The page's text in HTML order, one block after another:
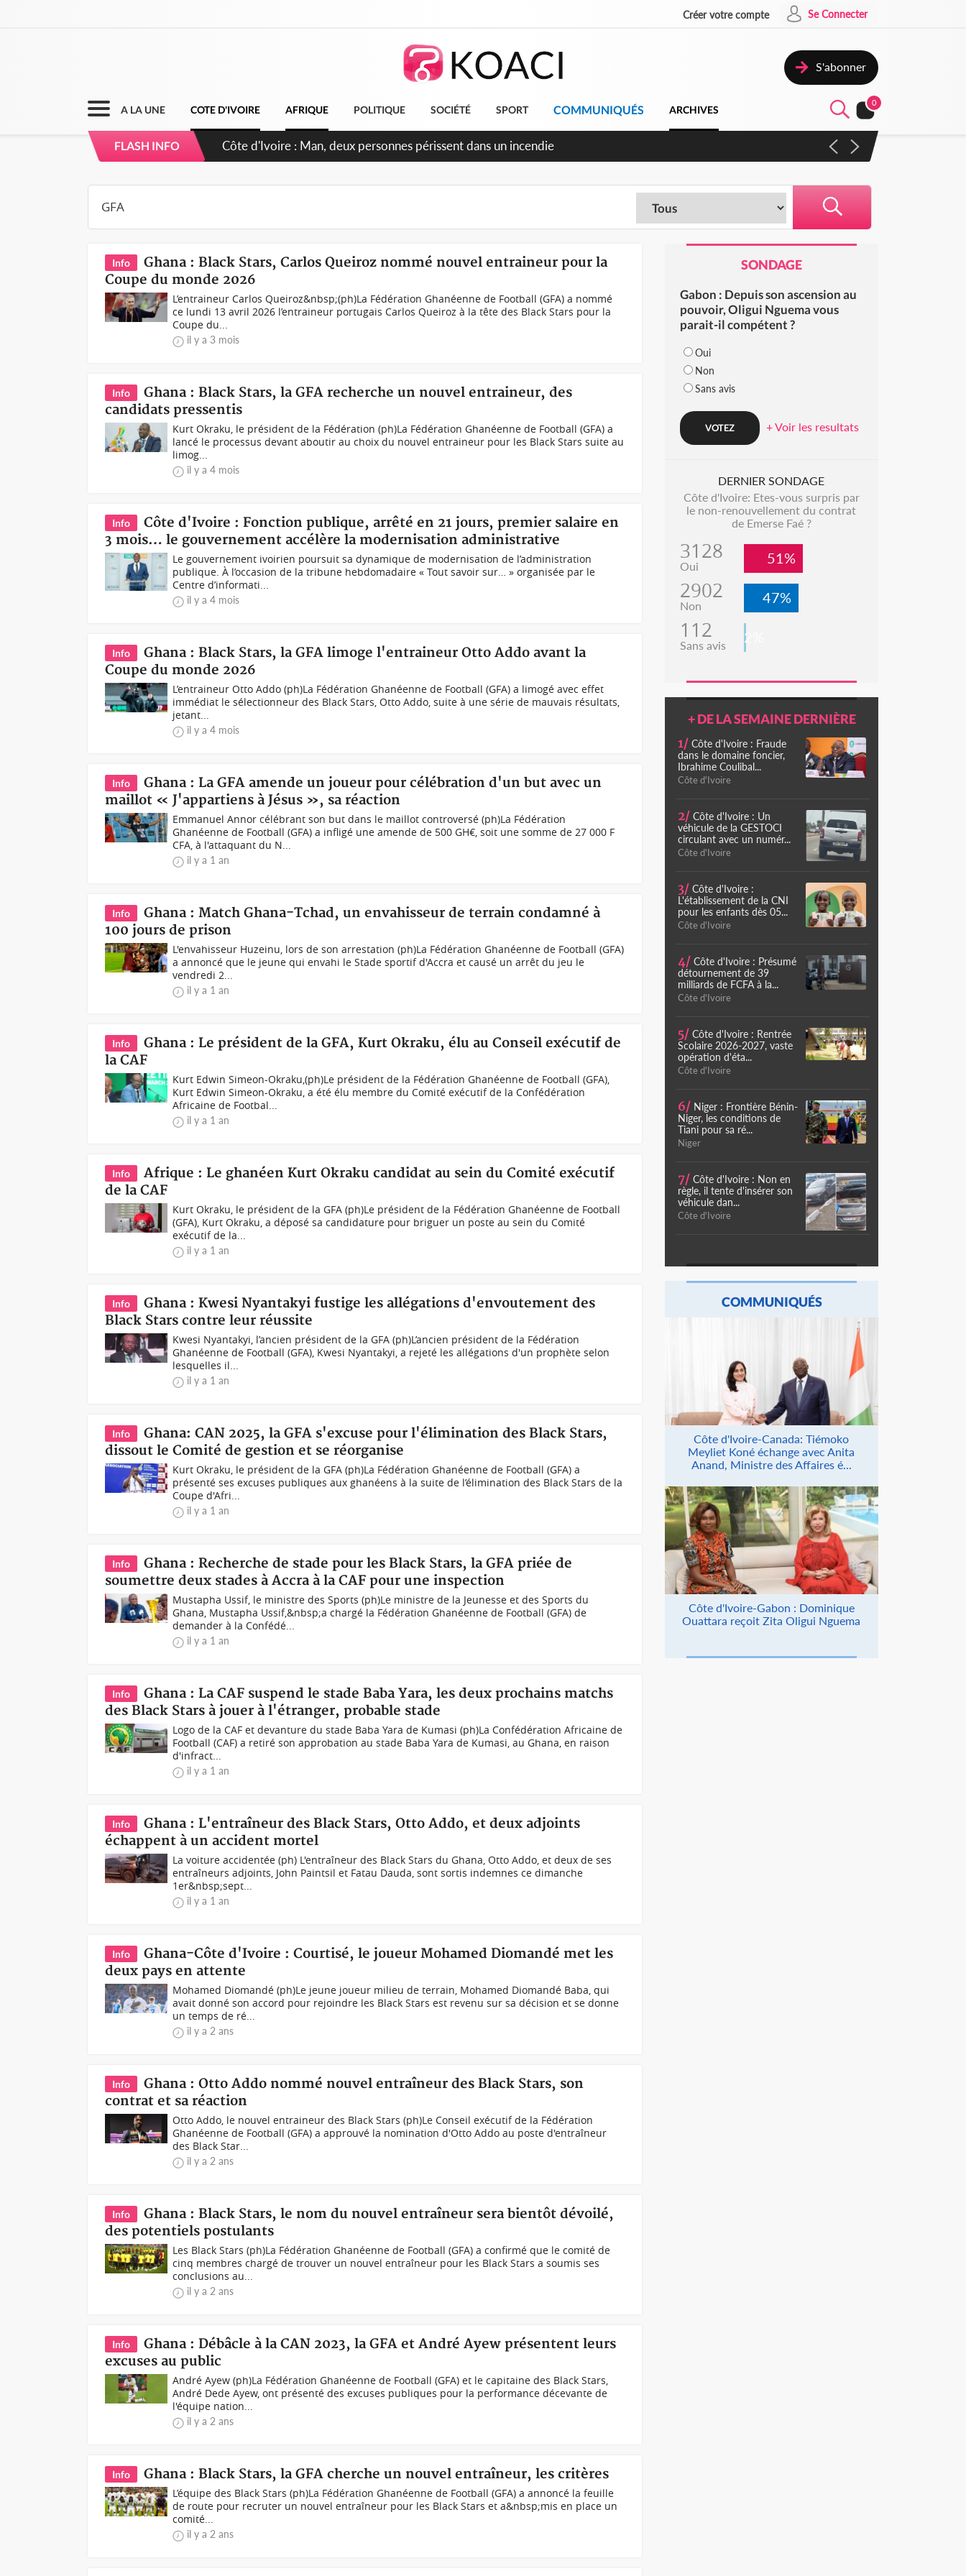
Créer votre compte Se Connecter
S'abonner
A LA UNE COTE D'IVOIRE AFRIQUE POLITIQUE SOCIÉTÉ SPORT COMMUNIQUÉS ARCHIVES
0
FLASH INFO
Côte d'Ivoire : Séileu, la célébration de la fête nationale transformée en vaste campagne contre les produits
Info
Ghana : Black Stars, Carlos Queiroz nommé nouvel entraineur pour la
Coupe du monde 2026
L’entraineur Carlos Queiroz&nbsp;(ph)La Fédération Ghanéenne de Football (GFA) a nommé
ce lundi 13 avril 2026 l’entraineur portugais Carlos Queiroz à la tête des Black Stars pour la
Coupe du...
il y a 3 mois
Info
Ghana : Black Stars, la GFA recherche un nouvel entraineur, des
candidats pressentis
Kurt Okraku, le président de la Fédération (ph)La Fédération Ghanéenne de Football (GFA) a
lancé le processus devant aboutir au choix du nouvel entraineur pour les Black Stars suite au
limog...
il y a 4 mois
Info
Côte d'Ivoire : Fonction publique, arrêté en 21 jours, premier salaire en
3 mois… le gouvernement accélère la modernisation administrative
Le gouvernement ivoirien poursuit sa dynamique de modernisation de l’administration
publique. À l’occasion de la tribune hebdomadaire « Tout savoir sur… » organisée par le
Centre d’informati...
il y a 4 mois
Info
Ghana : Black Stars, la GFA limoge l'entraineur Otto Addo avant la
Coupe du monde 2026
L’entraineur Otto Addo (ph)La Fédération Ghanéenne de Football (GFA) a limogé avec effet
immédiat le sélectionneur des Black Stars, Otto Addo, suite à une série de mauvais résultats,
jetant...
il y a 4 mois
Info
Ghana : La GFA amende un joueur pour célébration d'un but avec un
maillot « J'appartiens à Jésus », sa réaction
Emmanuel Annor célébrant son but dans le maillot controversé (ph)La Fédération
Ghanéenne de Football (GFA) a infligé une amende de 500 GH€, soit une somme de 27 000 F
CFA, à l'attaquant du N...
il y a 1 an
Info
Ghana : Match Ghana-Tchad, un envahisseur de terrain condamné à
100 jours de prison
L'envahisseur Huzeinu, lors de son arrestation (ph)La Fédération Ghanéenne de Football (GFA)
a annoncé que le jeune qui envahi le Stade sportif d'Accra et causé un arrêt du jeu le
vendredi 2...
il y a 1 an
Info
Ghana : Le président de la GFA, Kurt Okraku, élu au Conseil exécutif de
la CAF
Kurt Edwin Simeon-Okraku,(ph)Le président de la Fédération Ghanéenne de Football (GFA),
Kurt Edwin Simeon-Okraku, a été élu membre du Comité exécutif de la Confédération
Africaine de Footbal...
il y a 1 an
Info
Afrique : Le ghanéen Kurt Okraku candidat au sein du Comité exécutif
de la CAF
Kurt Okraku, le président de la GFA (ph)Le président de la Fédération Ghanéenne de Football
(GFA), Kurt Okraku, a déposé sa candidature pour briguer un poste au sein du Comité
exécutif de la...
il y a 1 an
Info
Ghana : Kwesi Nyantakyi fustige les allégations d'envoutement des
Black Stars contre leur réussite
Kwesi Nyantakyi, l’ancien président de la GFA (ph)L’ancien président de la Fédération
Ghanéenne de Football (GFA), Kwesi Nyantakyi, a rejeté les allégations d'un prophète selon
lesquelles il...
il y a 1 an
Info
Ghana: CAN 2025, la GFA s'excuse pour l'élimination des Black Stars,
dissout le Comité de gestion et se réorganise
Kurt Okraku, le président de la GFA (ph)La Fédération Ghanéenne de Football (GFA) a
présenté ses excuses publiques aux ghanéens à la suite de l’élimination des Black Stars de la
Coupe d'Afri...
il y a 1 an
Info
Ghana : Recherche de stade pour les Black Stars, la GFA priée de
soumettre deux stades à Accra à la CAF pour une inspection
Mustapha Ussif, le ministre des Sports (ph)Le ministre de la Jeunesse et des Sports du
Ghana, Mustapha Ussif,&nbsp;a chargé la Fédération Ghanéenne de Football (GFA) de
demander à la Confédé...
il y a 1 an
Info
Ghana : La CAF suspend le stade Baba Yara, les deux prochains matchs
des Black Stars à jouer à l'étranger, probable stade
Logo de la CAF et devanture du stade Baba Yara de Kumasi (ph)La Confédération Africaine de
Football (CAF) a retiré son approbation au stade Baba Yara de Kumasi, au Ghana, en raison
d'infract...
il y a 1 an
Info
Ghana : L'entraîneur des Black Stars, Otto Addo, et deux adjoints
échappent à un accident mortel
La voiture accidentée (ph) L'entraîneur des Black Stars du Ghana, Otto Addo, et deux de ses
entraîneurs adjoints, John Paintsil et Fatau Dauda, sont sortis indemnes ce dimanche
1er&nbsp;sept...
il y a 1 an
Info
Ghana-Côte d'Ivoire : Courtisé, le joueur Mohamed Diomandé met les
deux pays en attente
Mohamed Diomandé (ph)Le jeune joueur milieu de terrain, Mohamed Diomandé Baba, qui
avait donné son accord pour rejoindre les Black Stars est revenu sur sa décision et se donne
un temps de ré...
il y a 2 ans
Info
Ghana : Otto Addo nommé nouvel entraîneur des Black Stars, son
contrat et sa réaction
Otto Addo, le nouvel entraineur des Black Stars (ph)Le Conseil exécutif de la Fédération
Ghanéenne de Football (GFA) a approuvé la nomination d'Otto Addo au poste d'entraîneur
des Black Star...
il y a 2 ans
Info
Ghana : Black Stars, le nom du nouvel entraîneur sera bientôt dévoilé,
des potentiels postulants
Les Black Stars (ph)La Fédération Ghanéenne de Football (GFA) a confirmé que le comité de
cinq membres chargé de trouver un nouvel entraîneur pour les Black Stars a soumis ses
conclusions au...
il y a 2 ans
Info
Ghana : Débâcle à la CAN 2023, la GFA et André Ayew présentent leurs
excuses au public
André Ayew (ph)La Fédération Ghanéenne de Football (GFA) et le capitaine des Black Stars,
André Dede Ayew, ont présenté des excuses publiques pour la performance décevante de
l'équipe nation...
il y a 2 ans
Info Ghana : Black Stars, la GFA cherche un nouvel entraîneur, les critères
L’équipe des Black Stars (ph)La Fédération Ghanéenne de Football (GFA) a annoncé la feuille
de route pour recruter un nouvel entraîneur pour les Black Stars et a&nbsp;mis en place un
comité...
il y a 2 ans
SONDAGE
Gabon : Depuis son ascension au
pouvoir, Oligui Nguema vous
parait-il compétent ?
Oui
Non
Sans avis
+ Voir les resultats
DERNIER SONDAGE
Côte d'Ivoire: Etes-vous surpris par
le non-renouvellement du contrat
de Emerse Faé ?
3128
Oui 51%
2902
Non 47%
112
Sans avis 2%
+ DE LA SEMAINE DERNIÈRE
1/ Côte d'Ivoire : Fraude
dans le domaine foncier,
Ibrahime Coulibal...
Côte d'Ivoire
2/ Côte d'Ivoire : Un
véhicule de la GESTOCI
circulant avec un numér...
Côte d'Ivoire
3/ Côte d'Ivoire :
L'établissement de la CNI
pour les enfants dès 05...
Côte d'Ivoire
4/ Côte d'Ivoire : Présumé
détournement de 39
milliards de FCFA à la...
Côte d'Ivoire
5/ Côte d'Ivoire : Rentrée
Scolaire 2026-2027, vaste
opération d'éta...
Côte d'Ivoire
6/ Niger : Frontière Bénin-
Niger, les conditions de
Tiani pour sa ré...
Niger
7/ Côte d'Ivoire : Non en
règle, il tente d'insérer son
véhicule dan...
Côte d'Ivoire
COMMUNIQUÉS
Côte d'Ivoire-Canada: Tiémoko
Meyliet Koné échange avec Anita
Anand, Ministre des Affaires é...
Côte d'Ivoire-Gabon : Dominique
Ouattara reçoit Zita Oligui Nguema